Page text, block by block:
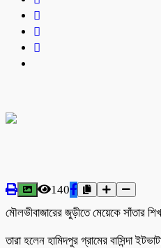
140
মৌলভীবাজারের জুড়ীতে মেয়েকে সাঁতার
তারা হলেন হামিদপুর গ্রামের বাসিন্দা